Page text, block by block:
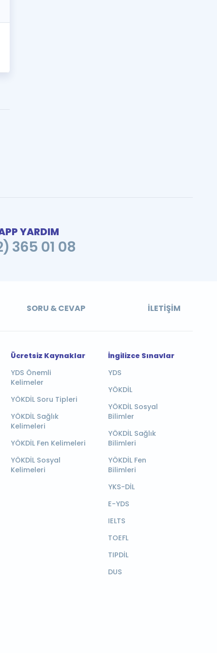
YARDIM
365 01 08
SORU & CEVAP İLETIŞIM
Ücretsiz Kaynaklar
YDS Önemli
Kelimeler
YÖKDİL Soru Tipleri
YÖKDİL Sağlık
Kelimeleri
YÖKDİL Fen Kelimeleri
YÖKDİL Sosyal
Kelimeleri
İngilizce Sınavlar
YDS
YÖKDİL
YÖKDİL Sosyal
Bilimler
YÖKDİL Sağlık
Bilimleri
YÖKDİL Fen
Bilimleri
YKS-DİL
E-YDS
IELTS
TOEFL
TIPDİL
DUS